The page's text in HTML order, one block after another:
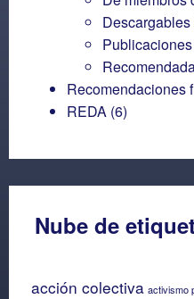
Descargables
Recomendaciones
REDA (6)
Nube de
acción colectiva activismo